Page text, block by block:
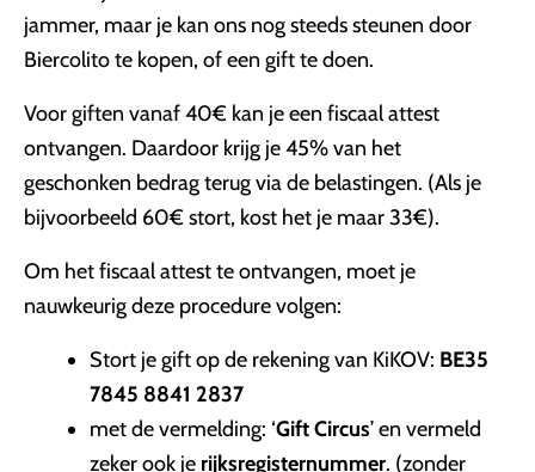
jammer, maar je kan ons nog steeds steunen door
Biercolito te kopen, of een gift te doen.
Voor giften vanaf 40€ kan je een fiscaal attest
ontvangen. Daardoor krijg je 45% van het
geschonken bedrag terug via de belastingen. (Als je
bijvoorbeeld 60€ stort, kost het je maar 33€).
Om het fiscaal attest te ontvangen, moet je
nauwkeurig deze procedure volgen:
Stort je gift op de rekening van KiKOV: BE35
7845 8841 2837
met de vermelding: ‘Gift Circus’ en vermeld
zeker ook je rijksregisternummer. (zonder